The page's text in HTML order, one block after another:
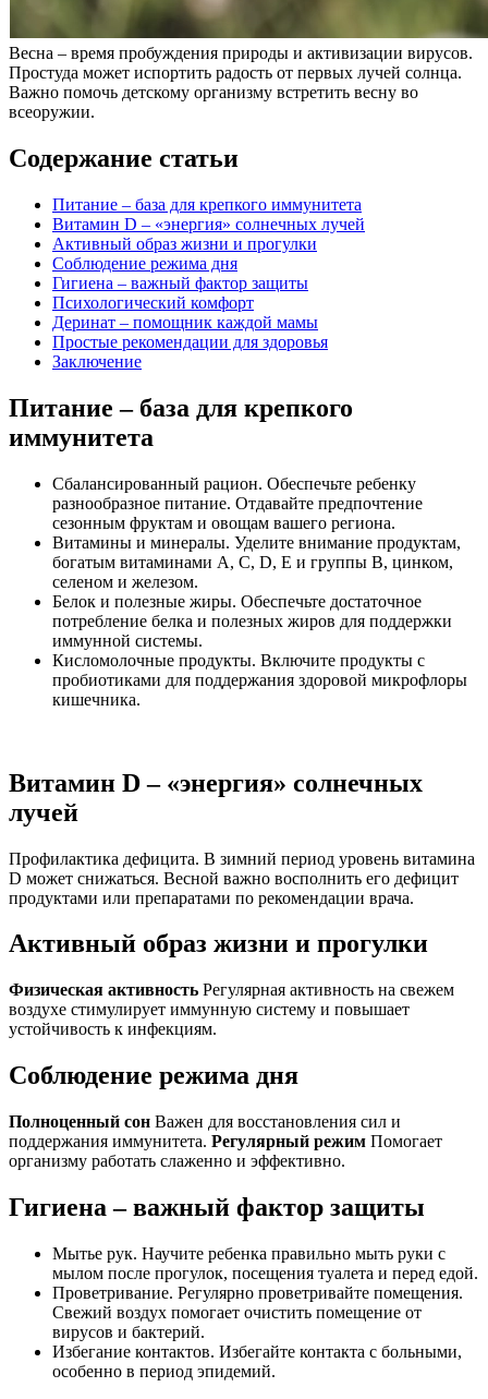
Весна – время пробуждения природы и активизации вирусов.
Простуда может испортить радость от первых лучей солнца.
Важно помочь детскому организму встретить весну во
всеоружии.
Содержание статьи
Питание – база для крепкого иммунитета
Витамин D – «энергия» солнечных лучей
Активный образ жизни и прогулки
Соблюдение режима дня
Гигиена – важный фактор защиты
Психологический комфорт
Деринат – помощник каждой мамы
Простые рекомендации для здоровья
Заключение
Питание – база для крепкого
иммунитета
Сбалансированный рацион. Обеспечьте ребенку
разнообразное питание. Отдавайте предпочтение
сезонным фруктам и овощам вашего региона.
Витамины и минералы. Уделите внимание продуктам,
богатым витаминами A, C, D, E и группы B, цинком,
селеном и железом.
Белок и полезные жиры. Обеспечьте достаточное
потребление белка и полезных жиров для поддержки
иммунной системы.
Кисломолочные продукты. Включите продукты с
пробиотиками для поддержания здоровой микрофлоры
кишечника.
Витамин D – «энергия» солнечных
лучей
Профилактика дефицита. В зимний период уровень витамина
D может снижаться. Весной важно восполнить его дефицит
продуктами или препаратами по рекомендации врача.
Активный образ жизни и прогулки
Физическая активность Регулярная активность на свежем
воздухе стимулирует иммунную систему и повышает
устойчивость к инфекциям.
Соблюдение режима дня
Полноценный сон Важен для восстановления сил и
поддержания иммунитета. Регулярный режим Помогает
организму работать слаженно и эффективно.
Гигиена – важный фактор защиты
Мытье рук. Научите ребенка правильно мыть руки с
мылом после прогулок, посещения туалета и перед едой.
Проветривание. Регулярно проветривайте помещения.
Свежий воздух помогает очистить помещение от
вирусов и бактерий.
Избегание контактов. Избегайте контакта с больными,
особенно в период эпидемий.